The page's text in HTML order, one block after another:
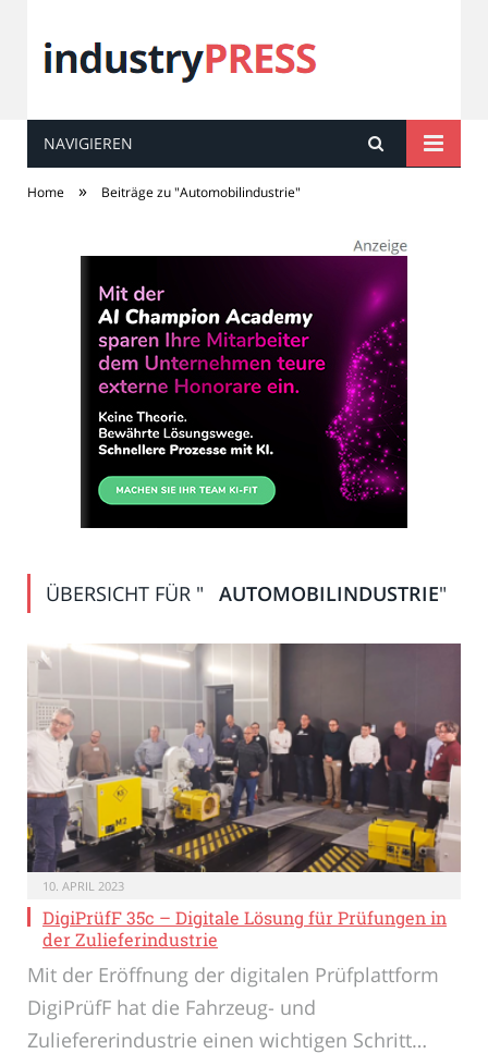
industryPRESS
NAVIGIEREN
Home » Beiträge zu "Automobilindustrie"
ÜBERSICHT FÜR " AUTOMOBILINDUSTRIE"
10. APRIL 2023
DigiPrüfF 35c – Digitale Lösung für Prüfungen in
der Zulieferindustrie
Mit der Eröffnung der digitalen Prüfplattform
DigiPrüfF hat die Fahrzeug- und
Zuliefererindustrie einen wichtigen Schritt…